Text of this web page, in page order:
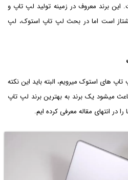
برند معروف در زمینه تولید لپ تاپ و
است اما در بحث لپ تاپ استوک، لپ
های استوک میرویم، البته باید این نکته
باعث میشود یک برند به بهترین برند لپ تاپ
در انتهای مقاله معرفی کرده ایم.